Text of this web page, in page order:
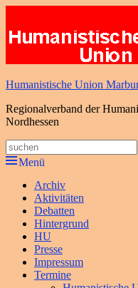
springen
Humanistische Union
Regionalverband der
Nordhessen
Suche
nach:Menü
Primäres
Menü
Archiv
Aktivitäten
Debatten
Hintergrund
HU
Presse
Impressum
Termine